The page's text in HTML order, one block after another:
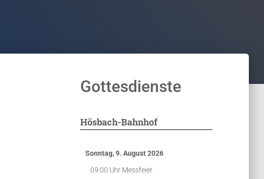
Gottesdienste
Hösbach-Bahnhof
Sonntag, 9. August 2026
09:00 Uhr Messfeier